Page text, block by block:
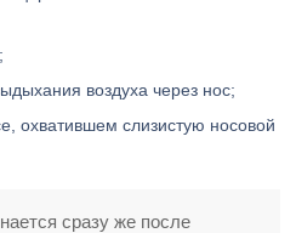
воздуха через нос;
охватившем слизистую носовой
сразу же после